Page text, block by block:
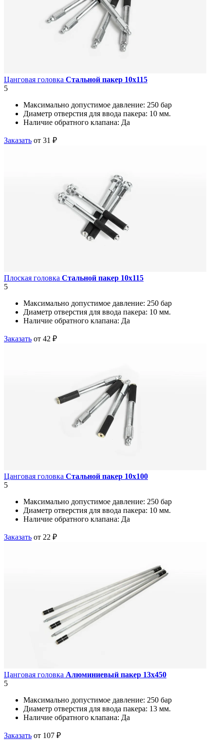
Цанговая головка Стальной пакер 10х115
5
Максимально допустимое давление: 250 бар
Диаметр отверстия для ввода пакера: 10 мм.
Наличие обратного клапана: Да
Заказать от 31 ₽
Плоская головка Стальной пакер 10х115
5
Максимально допустимое давление: 250 бар
Диаметр отверстия для ввода пакера: 10 мм.
Наличие обратного клапана: Да
Заказать от 42 ₽
Цанговая головка Стальной пакер 10х100
5
Максимально допустимое давление: 250 бар
Диаметр отверстия для ввода пакера: 10 мм.
Наличие обратного клапана: Да
Заказать от 22 ₽
Цанговая головка Алюминиевый пакер 13х450
5
Максимально допустимое давление: 250 бар
Диаметр отверстия для ввода пакера: 13 мм.
Наличие обратного клапана: Да
Заказать от 107 ₽